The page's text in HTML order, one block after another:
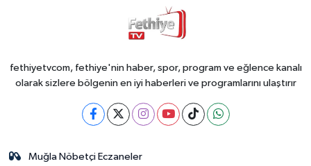
fethiyetvcom, fethiye'nin haber, spor, program ve eğlence kanalı
olarak sizlere bölgenin en iyi haberleri ve programlarını ulaştırır
Muğla Nöbetçi Eczaneler